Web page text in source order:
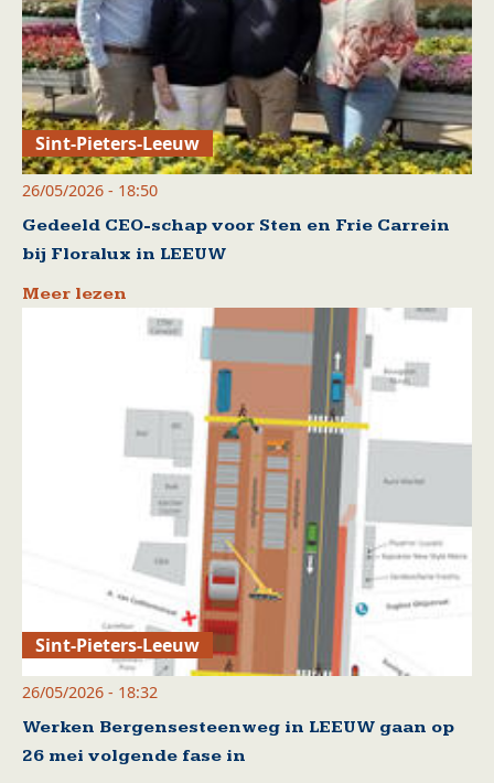
Sint-Pieters-Leeuw
26/05/2026 - 18:50
Gedeeld CEO-schap voor Sten en Frie Carrein
bij Floralux in LEEUW
Meer lezen
Sint-Pieters-Leeuw
26/05/2026 - 18:32
Werken Bergensesteenweg in LEEUW gaan op
26 mei volgende fase in